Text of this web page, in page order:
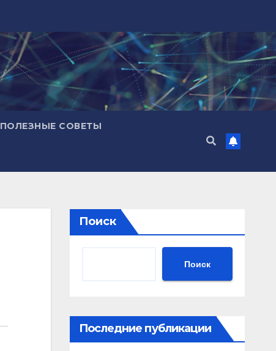
ПОЛЕЗНЫЕ СОВЕТЫ
Поиск
Поиск
Последние публикации